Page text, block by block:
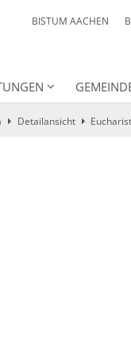
BISTUM AACHEN
Detailansicht